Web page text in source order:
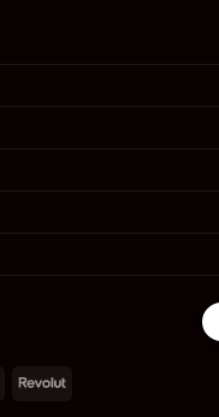
Revolut